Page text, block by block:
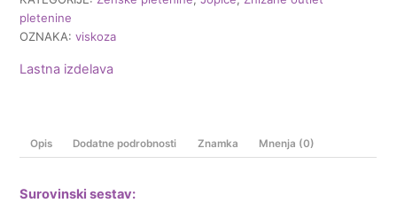
pletenine
OZNAKA:viskoza
Lastna izdelava
Opis Dodatne podrobnosti Znamka Mnenja (0)
Surovinski sestav: